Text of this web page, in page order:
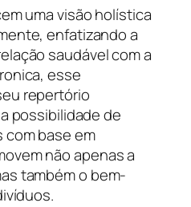
uma visão holística
enfatizando a
saudável com a
esse
repertório
possibilidade de
base em
não apenas a
também o bem-